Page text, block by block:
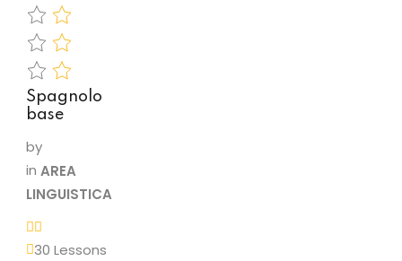
Spagnolo
base
by
in AREA
LINGUISTICA
30 Lessons